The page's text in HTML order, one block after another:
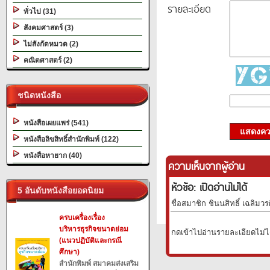
ทั่วไป (31)
สังคมศาสตร์ (3)
ไม่สังกัดหมวด (2)
คณิตศาสตร์ (2)
ชนิดหนังสือ
หนังสือเผยแพร่ (541)
หนังสือลิขสิทธิ์สำนักพิมพ์ (122)
หนังสือหายาก (40)
5 อันดับหนังสือยอดนิยม
ครบเครื่องเรื่อง
บริหารธุรกิจขนาดย่อม
(แนวปฏิบัติและกรณี
ศึกษา)
สำนักพิมพ์ สมาคมส่งเสริม
รายละเอียด
แสดงค
ความเห็นจากผู้อ่าน
หัวข้อ: เปิดอ่านไม่ได้
ชื่อสมาชิก ชินนสิทธิ์ เฉลิมวร
กดเข้าไปอ่านรายละเอียดไ